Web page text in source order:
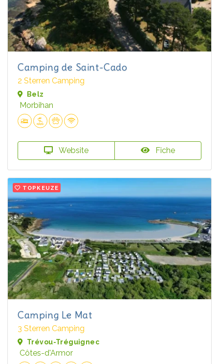
Camping de Saint-Cado
2 Sterren Camping
Belz
Morbihan
Website Fiche
TOPKEUZE
Camping Le Mat
3 Sterren Camping
Trévou-Tréguignec
Côtes-d'Armor